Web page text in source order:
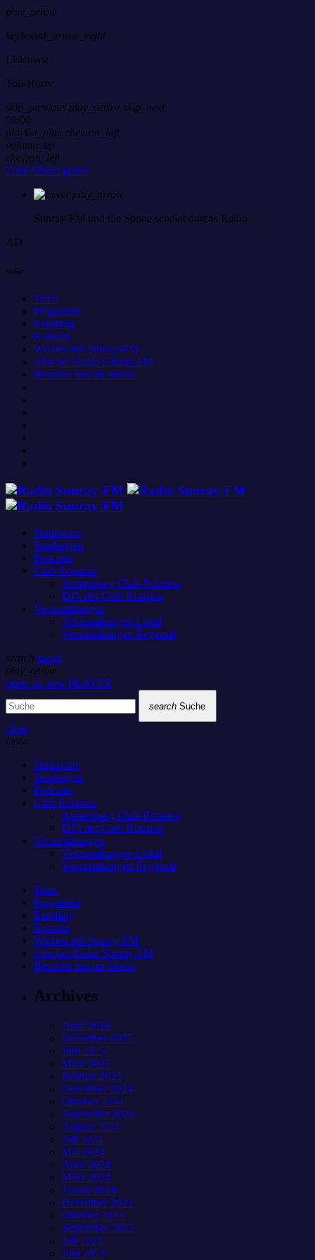
play_arrow
keyboard_arrow_right
Listeners:
Top-Hörer:
skip_previous play_arrow skip_next
00:00
playlist_play chevron_left
volume_up
chevron_left
Zum Album gehen
play_arrow
Sunray-FM und die Sonne scheint durchs Radio
AD
radio
Team
Programm
Empfang
Kontakt
Werben bei Sunray-FM
Jobs bei Radio Sunray-FM
Besuche uns im Studio
Studiocam
Sendungen
Podcasts
Club Rotation
Anmeldung Club-Rotation
DJ’s der Club Rotation
Veranstaltungen
Veranstaltungen Lokal
Veranstaltungen Regional
search menu
play_arrow
open_in_new PLAYER
search Suche
close
close
Studiocam
Sendungen
Podcasts
Club Rotation
Anmeldung Club-Rotation
DJ’s der Club Rotation
Veranstaltungen
Veranstaltungen Lokal
Veranstaltungen Regional
Team
Programm
Empfang
Kontakt
Werben bei Sunray-FM
Jobs bei Radio Sunray-FM
Besuche uns im Studio
Archives
April 2026
Dezember 2025
Juni 2025
März 2025
Februar 2025
Dezember 2024
Oktober 2024
September 2024
August 2024
Juli 2024
Mai 2024
April 2024
März 2024
Januar 2024
Dezember 2023
Oktober 2023
September 2023
Juli 2023
Juni 2023